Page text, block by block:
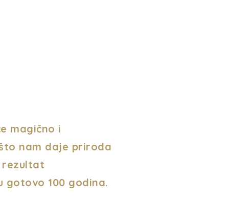
magično i
nam daje priroda
rezultat
gotovo 100 godina.